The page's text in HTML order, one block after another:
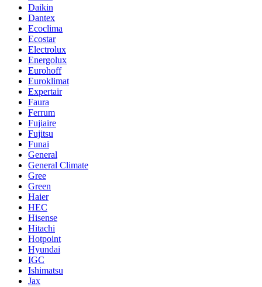
Daikin
Dantex
Ecoclima
Ecostar
Electrolux
Energolux
Eurohoff
Euroklimat
Expertair
Faura
Ferrum
Fujiaire
Fujitsu
Funai
General
General Climate
Gree
Green
Haier
HEC
Hisense
Hitachi
Hotpoint
Hyundai
IGC
Ishimatsu
Jax